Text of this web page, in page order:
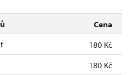
Cena
180 Kč
180 Kč